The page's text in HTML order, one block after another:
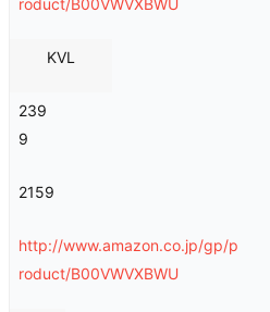
roduct/B00VWVXBWU
KVL
239
9
2159
http://www.amazon.co.jp/gp/p
roduct/B00VWVXBWU